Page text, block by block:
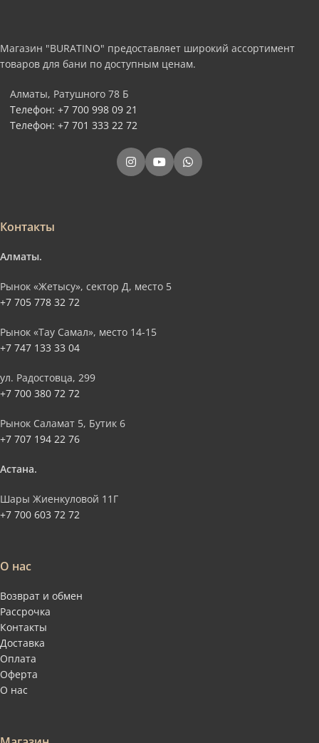
Магазин "BURATINO" предоставляет широкий ассортимент
товаров для бани по доступным ценам.
Алматы, Ратушного 78 Б
Телефон: +7 700 998 09 21
Телефон: +7 701 333 22 72
Контакты
Алматы.
Рынок «Жетысу», сектор Д, место 5
+7 705 778 32 72
Рынок «Тау Самал», место 14-15
+7 747 133 33 04
ул. Радостовца, 299
+7 700 380 72 72
Рынок Саламат 5, Бутик 6
+7 707 194 22 76
Астана.
Шары Жиенкуловой 11Г
+7 700 603 72 72
О нас
Возврат и обмен
Рассрочка
Контакты
Доставка
Оплата
Оферта
О нас